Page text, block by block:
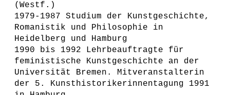
(Westf.)
1979-1987 Studium der Kunstgeschichte,
Romanistik und Philosophie in
Heidelberg und Hamburg
1990 bis 1992 Lehrbeauftragte für
feministische Kunstgeschichte an der
Universität Bremen. Mitveranstalterin
der 5. Kunsthistorikerinnentagung 1991